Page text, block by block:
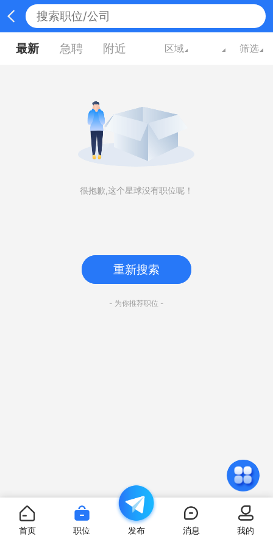
最新 急聘 附近 区域 筛选
很抱歉,这个星球没有职位呢！
重新搜索
- 为你推荐职位 -
首页 职位 发布 消息 我的